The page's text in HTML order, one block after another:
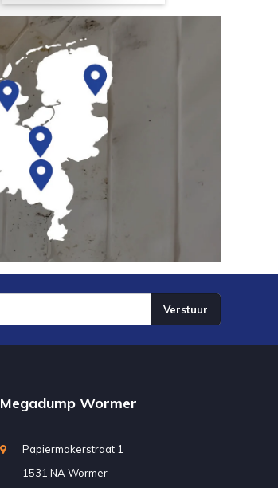
Verstuur
Megadump Wormer
Papiermakerstraat 1
1531 NA Wormer